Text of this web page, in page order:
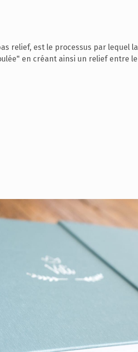
relief, est le processus par lequel la
en créant ainsi un relief entre le